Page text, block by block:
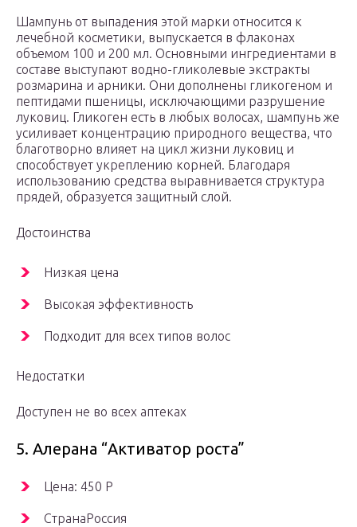
Шампунь от выпадения этой марки относится к
лечебной косметики, выпускается в флаконах
объемом 100 и 200 мл. Основными ингредиентами в
составе выступают водно-гликолевые экстракты
розмарина и арники. Они дополнены гликогеном и
пептидами пшеницы, исключающими разрушение
луковиц. Гликоген есть в любых волосах, шампунь же
усиливает концентрацию природного вещества, что
благотворно влияет на цикл жизни луковиц и
способствует укреплению корней. Благодаря
использованию средства выравнивается структура
прядей, образуется защитный слой.
Достоинства
Низкая цена
Высокая эффективность
Подходит для всех типов волос
Недостатки
Доступен не во всех аптеках
5. Алерана “Активатор роста”
Цена: 450 Р
СтранаРоссия